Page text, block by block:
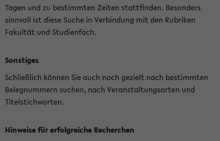
Tagen und zu bestimmten Zeiten stattfinden. Besonders
sinnvoll ist diese Suche in Verbindung mit den Rubriken
Fakultät und Studienfach.
Sonstiges
Schließlich können Sie auch noch gezielt nach bestimmten
Belegnummern suchen, nach Veranstaltungsarten und
Titelstichworten.
Hinweise für erfolgreiche Recherchen